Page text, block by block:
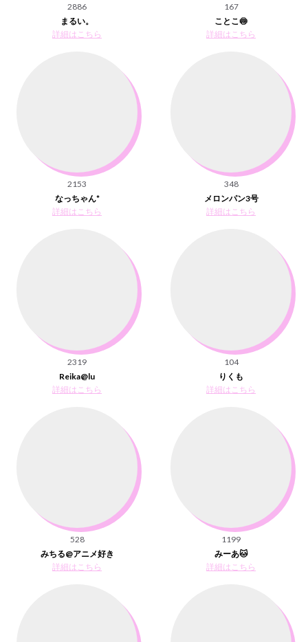
2886
まるい。
詳細はこちら
167
ことこ🍥
詳細はこちら
2153
なっちゃん*
詳細はこちら
348
メロンパン3号
詳細はこちら
2319
Reika@lu
詳細はこちら
104
りくも
詳細はこちら
528
みちる@アニメ好き
詳細はこちら
1199
みーあ🐱
詳細はこちら